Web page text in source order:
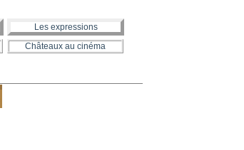
Les expressions
Châteaux au cinéma